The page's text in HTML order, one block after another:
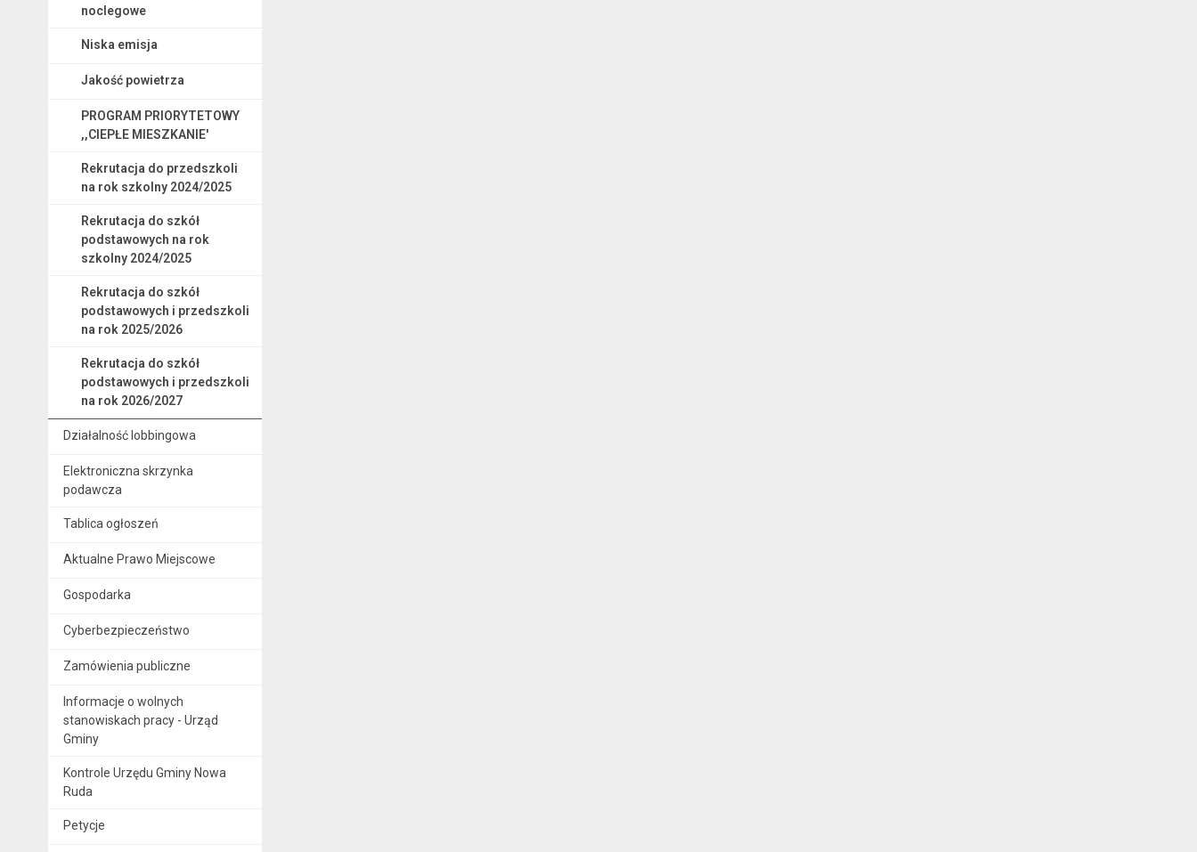
noclegowe
Niska emisja
Jakość powietrza
PROGRAM PRIORYTETOWY
,,CIEPŁE MIESZKANIE'
Rekrutacja do przedszkoli
na rok szkolny 2024/2025
Rekrutacja do szkół
podstawowych na rok
szkolny 2024/2025
Rekrutacja do szkół
podstawowych i przedszkoli
na rok 2025/2026
Rekrutacja do szkół
podstawowych i przedszkoli
na rok 2026/2027
Działalność lobbingowa
Elektroniczna skrzynka
podawcza
Tablica ogłoszeń
Aktualne Prawo Miejscowe
Gospodarka
Cyberbezpieczeństwo
Zamówienia publiczne
Informacje o wolnych
stanowiskach pracy - Urząd
Gminy
Kontrole Urzędu Gminy Nowa
Ruda
Petycje